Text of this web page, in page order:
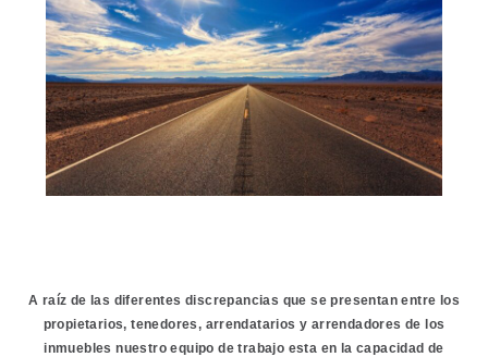
A raíz de las diferentes discrepancias que se presentan entre los
propietarios, tenedores, arrendatarios y arrendadores de los
inmuebles nuestro equipo de trabajo esta en la capacidad de